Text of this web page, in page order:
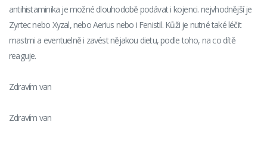
antihistaminika je možné dlouhodobě podávat i kojenci. nejvhodnější je
Zyrtec nebo Xyzal, nebo Aerius nebo i Fenistil. Kůži je nutné také léčit
mastmi a eventuelně i zavést nějakou dietu, podle toho, na co dítě
reaguje.
Zdravím van
Zdravím van